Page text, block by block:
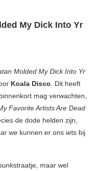
My Dick Into Yr
Molded My Dick Into Yr
Koala Disco. Dit heeft
mag verwachten,
Favorite Artists Are Dead
de dode helden zijn,
we kunnen er ons iets bij
maar wel